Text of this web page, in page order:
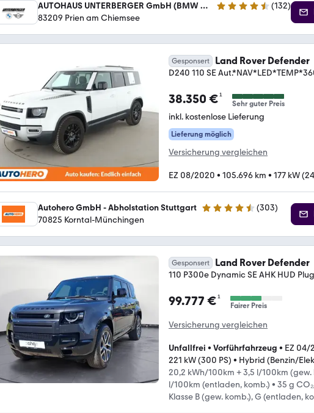
AUTOHAUS UNTERBERGER GmbH (BMW Vertragshändler) 4.4 Sterne (132)
83209 Prien am Chiemsee
Gesponsert Land Rover Defender
D240 110 SE
38.350 €¹
Sehr guter Preis
inkl. kostenlose Lieferung
Lieferung möglich
Versicherung vergleichen
EZ 08/2020 • 105.696 km • 177 kW
Autohero GmbH - Abholstation Stuttgart 4.4 Sterne (303)
70825 Korntal-Münchingen
Gesponsert Land Rover Defender
110 P300e Dynamic SE AHK HUD
99.777 €¹
Fairer Preis
Versicherung vergleichen
Unfallfrei • Vorführfahrzeug • EZ 04/
221 kW (300 PS) • Hybrid (Benzin/
20,2 kWh/100km + 3,5 l/100km (gew.
l/100km (entladen, komb.) • 35 g
Klasse B (gew. komb.), G (entladen,